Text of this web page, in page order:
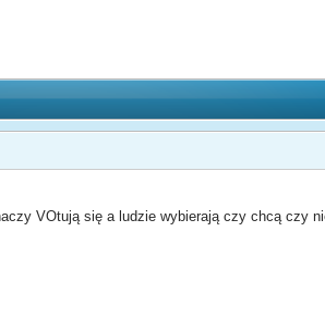
VOtują się a ludzie wybierają czy chcą czy